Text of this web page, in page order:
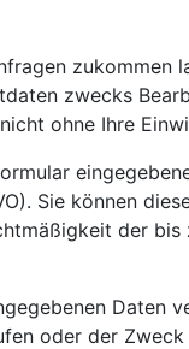
zwecks
ohne Ihre
Sie können
der
Daten
oder der